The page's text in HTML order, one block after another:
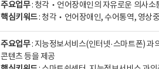
주요업무: 청각‧언어장애인의 자유로운 의사소
핵심키워드: 청각‧언어장애인, 수어통역, 영상중
주요업무: 지능정보서비스(인터넷·스마트폰) 과
콘텐츠 등을 제공